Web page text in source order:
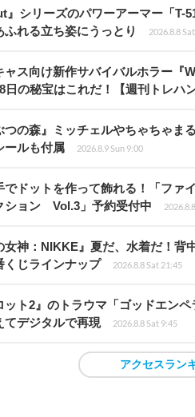
』シリーズのパワーアーマー「T-
ふれる立ち姿にうっとり
2026.8.8
ャス向け新作サバイバルホラー
日の秘宝はこれだ！【週刊トレハン
つの森』ミッチェルやちゃちゃ
ールも付属
2026.8.9 Sun 9:00
でドットを作って飾れる！「フ
ション Vol.3」予約受付中
女神：NIKKE』夏だ、水着だ！
くじラインナップ
2026.8.8 Sat 21:45
ット2』のトラウマ「ゴッドエン
てデジタルで再現
2026.8.8 Sat 9:45
アクセスラン